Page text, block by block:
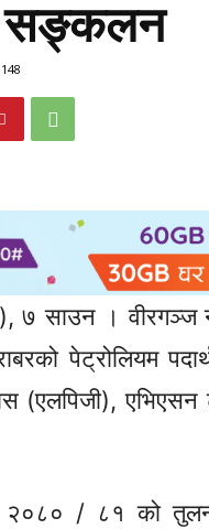
सङ्कलन
148
७ साउन ।
पेट्रोलियम
(एलपिजी),
/ ८१ को